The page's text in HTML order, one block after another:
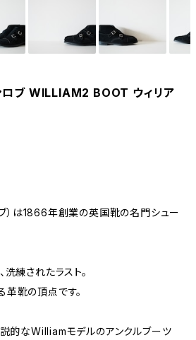
ブ WILLIAM2 BOOT ウィリア
）は1866年創業の英国靴の名門シュー
練されたラスト。
靴の頂点です。
的なWilliamモデルのアンクルブーツ